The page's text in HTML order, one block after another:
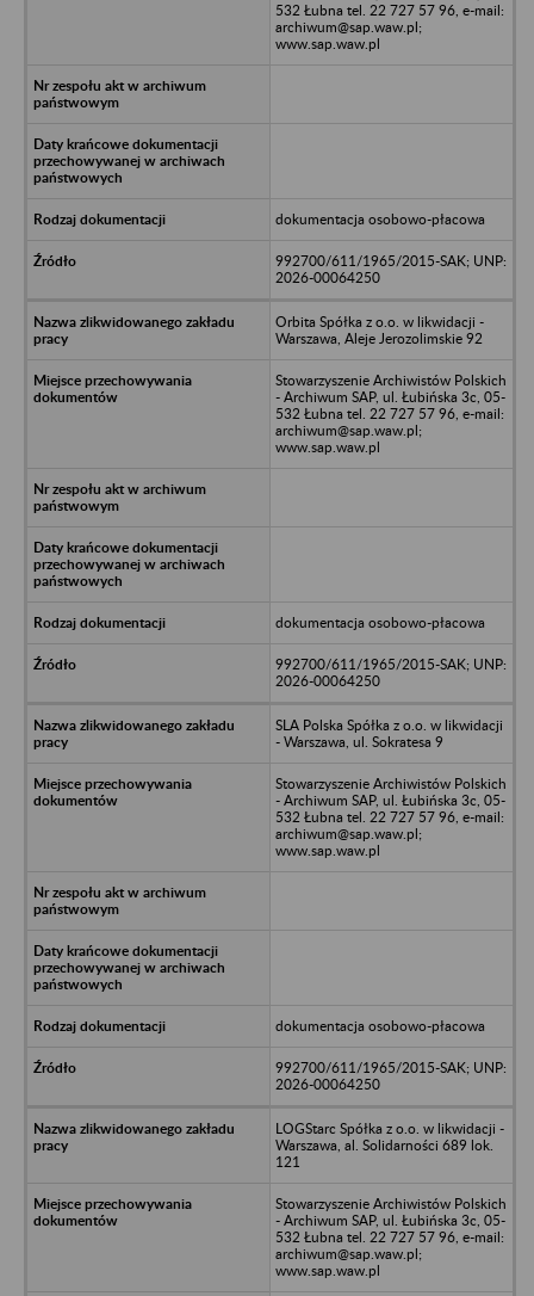
532 Łubna tel. 22 727 57 96, e-mail:
archiwum@sap.waw.pl;
www.sap.waw.pl
dokumentacja osobowo-płacowa
992700/611/1965/2015-SAK; UNP:
2026-00064250
Orbita Spółka z o.o. w likwidacji -
Warszawa, Aleje Jerozolimskie 92
Stowarzyszenie Archiwistów Polskich
- Archiwum SAP, ul. Łubińska 3c, 05-
532 Łubna tel. 22 727 57 96, e-mail:
archiwum@sap.waw.pl;
www.sap.waw.pl
dokumentacja osobowo-płacowa
992700/611/1965/2015-SAK; UNP:
2026-00064250
SLA Polska Spółka z o.o. w likwidacji
- Warszawa, ul. Sokratesa 9
Stowarzyszenie Archiwistów Polskich
- Archiwum SAP, ul. Łubińska 3c, 05-
532 Łubna tel. 22 727 57 96, e-mail:
archiwum@sap.waw.pl;
www.sap.waw.pl
dokumentacja osobowo-płacowa
992700/611/1965/2015-SAK; UNP:
2026-00064250
LOGStarc Spółka z o.o. w likwidacji -
Warszawa, al. Solidarności 689 lok.
121
Stowarzyszenie Archiwistów Polskich
- Archiwum SAP, ul. Łubińska 3c, 05-
532 Łubna tel. 22 727 57 96, e-mail:
archiwum@sap.waw.pl;
www.sap.waw.pl